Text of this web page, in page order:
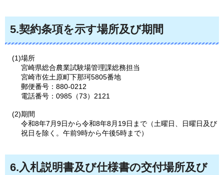
5.契約条項を示す場所及び期間
(1)場所
宮崎県総合農業試験場管理課総務担当
宮崎市佐土原町下那珂5805番地
郵便番号：880-0212
電話番号：0985（73）2121
(2)期間
令和8年7月9日から令和8年8月19日まで（土曜日、日曜日及び
祝日を除く。午前9時から午後5時まで）
6.入札説明書及び仕様書の交付場所及び